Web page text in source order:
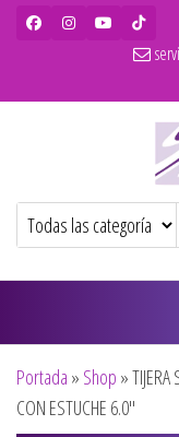
Strong
–
Portada » Shop »
CON ESTUCHE 6.0″